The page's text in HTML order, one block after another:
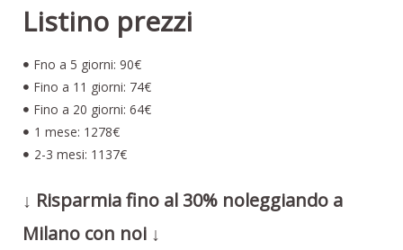
Listino prezzi
Fno a 5 giorni: 90€
Fino a 11 giorni: 74€
Fino a 20 giorni: 64€
1 mese: 1278€
2-3 mesi: 1137€
↓ Risparmia fino al 30% noleggiando a
Milano con noi ↓